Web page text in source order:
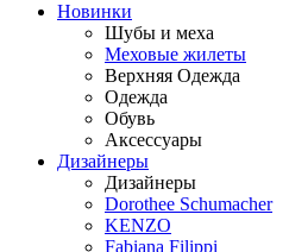
Новинки
Шубы и меха
Меховые жилеты
Верхняя Одежда
Одежда
Обувь
Аксессуары
Дизайнеры
Дизайнеры
Dorothee Schumacher
KENZO
Fabiana Filippi